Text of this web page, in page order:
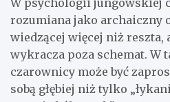
rozumiana jako archaiczny
wiedzącej więcej niż reszta,
wykracza poza schemat. W
czarownicy może być
sobą głębiej niż tylko